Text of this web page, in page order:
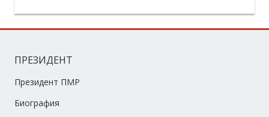
ПРЕЗИДЕНТ
Президент ПМР
Биография